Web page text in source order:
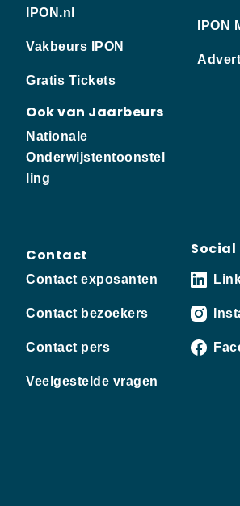
IPON.nl
Vakbeurs IPON
Gratis Tickets
Ook van Jaarbeurs
Nationale
Onderwijstentoonstel
ling
IPON
Contact
Contact exposanten
Contact bezoekers
Contact pers
Veelgestelde vragen
Social